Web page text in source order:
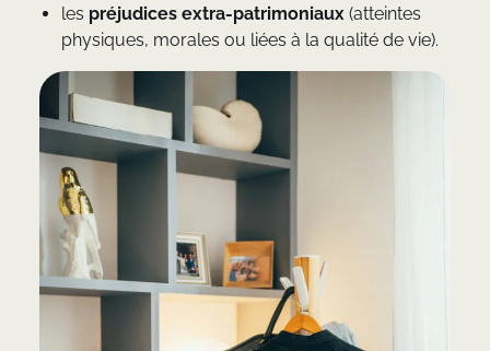
les préjudices extra-patrimoniaux (atteintes
physiques, morales ou liées à la qualité de vie).